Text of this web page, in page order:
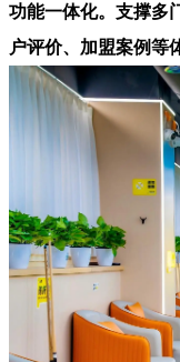
功能一体化。支撑多
户评价、加盟案例等